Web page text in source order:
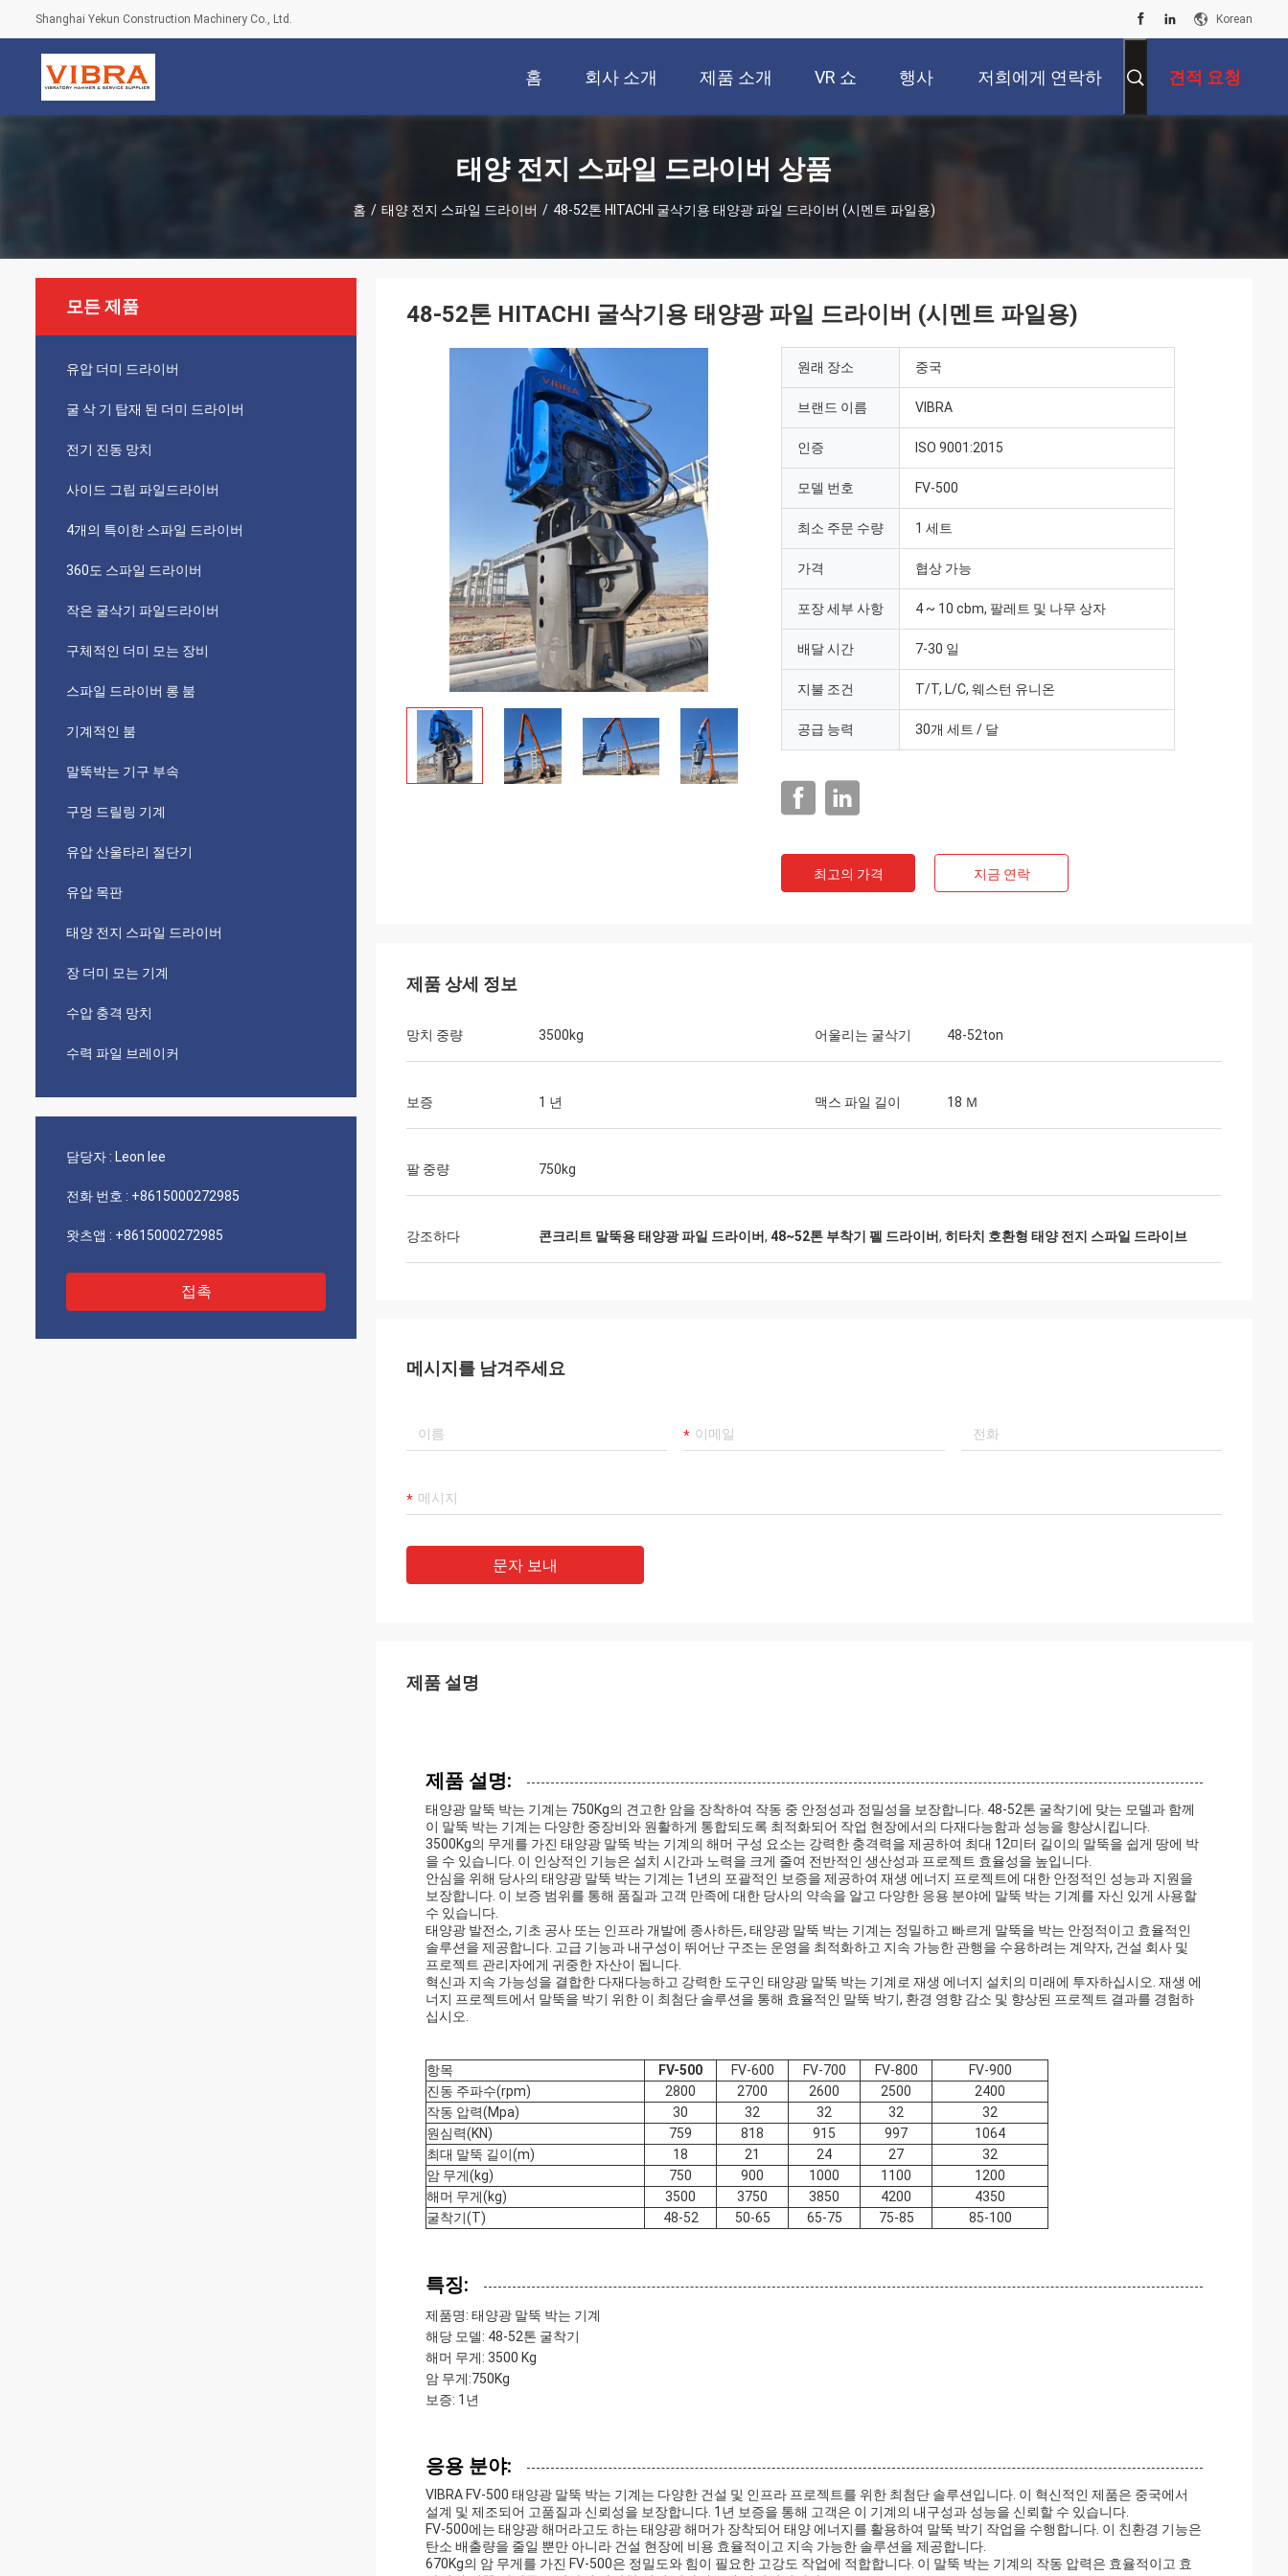
Shanghai Yekun Construction Machinery Co., Ltd. Korean
홈 회사 소개 제품 소개 VR 쇼 행사 저희에게 연락하 견적 요청
태양 전지 스파일 드라이버 상품
홈 / 태양 전지 스파일 드라이버 / 48-52톤 HITACHI 굴삭기용 태양광 파일 드라이버 (시멘트 파일용)
모든 제품
유압 더미 드라이버
굴 삭 기 탑재 된 더미 드라이버
전기 진동 망치
사이드 그립 파일드라이버
4개의 특이한 스파일 드라이버
360도 스파일 드라이버
작은 굴삭기 파일드라이버
구체적인 더미 모는 장비
스파일 드라이버 롱 붐
기계적인 붐
말뚝박는 기구 부속
구멍 드릴링 기계
유압 산울타리 절단기
유압 목판
태양 전지 스파일 드라이버
장 더미 모는 기계
수압 충격 망치
수력 파일 브레이커
담당자 : Leon lee
전화 번호 : +8615000272985
왓츠앱 : +8615000272985
접촉
48-52톤 HITACHI 굴삭기용 태양광 파일 드라이버 (시멘트 파일용)
원래 장소 중국
브랜드 이름 VIBRA
인증 ISO 9001:2015
모델 번호 FV-500
최소 주문 수량 1 세트
가격 협상 가능
포장 세부 사항 4 ~ 10 cbm, 팔레트 및 나무 상자
배달 시간 7-30 일
지불 조건 T/T, L/C, 웨스턴 유니온
공급 능력 30개 세트 / 달
최고의 가격 지금 연락
제품 상세 정보
망치 중량 3500kg 어울리는 굴삭기 48-52ton
보증 1 년 맥스 파일 길이 18 Ｍ
팔 중량 750kg
강조하다 콘크리트 말뚝용 태양광 파일 드라이버, 48~52톤 부착기 펠 드라이버, 히타치 호환형 태양 전지 스파일 드라이브
메시지를 남겨주세요
문자 보내
제품 설명
제품 설명:
태양광 말뚝 박는 기계는 750Kg의 견고한 암을 장착하여 작동 중 안정성과 정밀성을 보장합니다. 48-52톤 굴착기에 맞는 모델과 함께
이 말뚝 박는 기계는 다양한 중장비와 원활하게 통합되도록 최적화되어 작업 현장에서의 다재다능함과 성능을 향상시킵니다.
3500Kg의 무게를 가진 태양광 말뚝 박는 기계의 해머 구성 요소는 강력한 충격력을 제공하여 최대 12미터 길이의 말뚝을 쉽게 땅에 박
을 수 있습니다. 이 인상적인 기능은 설치 시간과 노력을 크게 줄여 전반적인 생산성과 프로젝트 효율성을 높입니다.
안심을 위해 당사의 태양광 말뚝 박는 기계는 1년의 포괄적인 보증을 제공하여 재생 에너지 프로젝트에 대한 안정적인 성능과 지원을
보장합니다. 이 보증 범위를 통해 품질과 고객 만족에 대한 당사의 약속을 알고 다양한 응용 분야에 말뚝 박는 기계를 자신 있게 사용할
수 있습니다.
태양광 발전소, 기초 공사 또는 인프라 개발에 종사하든, 태양광 말뚝 박는 기계는 정밀하고 빠르게 말뚝을 박는 안정적이고 효율적인
솔루션을 제공합니다. 고급 기능과 내구성이 뛰어난 구조는 운영을 최적화하고 지속 가능한 관행을 수용하려는 계약자, 건설 회사 및
프로젝트 관리자에게 귀중한 자산이 됩니다.
혁신과 지속 가능성을 결합한 다재다능하고 강력한 도구인 태양광 말뚝 박는 기계로 재생 에너지 설치의 미래에 투자하십시오. 재생 에
너지 프로젝트에서 말뚝을 박기 위한 이 최첨단 솔루션을 통해 효율적인 말뚝 박기, 환경 영향 감소 및 향상된 프로젝트 결과를 경험하
십시오.
항목 FV-500 FV-600 FV-700 FV-800
FV-900
진동 주파수(rpm)
2800 2700 2600 2500
2400
작동 압력(Mpa)
30 32 32 32
32
원심력(KN)
759 818 915 997
1064
최대 말뚝 길이(m)
18 21 24 27
32
암 무게(kg)
750 900 1000 1100
1200
해머 무게(kg)
3500 3750 3850 4200
4350
굴착기(T)
48-52 50-65 65-75 75-85 85-100
특징:
제품명: 태양광 말뚝 박는 기계
해당 모델: 48-52톤 굴착기
해머 무게: 3500 Kg
암 무게:750Kg
보증: 1년
응용 분야:
VIBRA FV-500 태양광 말뚝 박는 기계는 다양한 건설 및 인프라 프로젝트를 위한 최첨단 솔루션입니다. 이 혁신적인 제품은 중국에서
설계 및 제조되어 고품질과 신뢰성을 보장합니다. 1년 보증을 통해 고객은 이 기계의 내구성과 성능을 신뢰할 수 있습니다.
FV-500에는 태양광 해머라고도 하는 태양광 해머가 장착되어 태양 에너지를 활용하여 말뚝 박기 작업을 수행합니다. 이 친환경 기능은
탄소 배출량을 줄일 뿐만 아니라 건설 현장에 비용 효율적이고 지속 가능한 솔루션을 제공합니다.
670Kg의 암 무게를 가진 FV-500은 정밀도와 힘이 필요한 고강도 작업에 적합합니다. 이 말뚝 박는 기계의 작동 압력은 효율적이고 효